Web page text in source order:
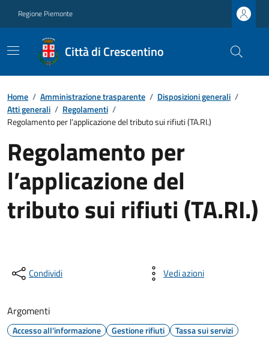
Regione Piemonte
Città di Crescentino
Home / Amministrazione trasparente / Disposizioni generali /
Atti generali / Regolamenti /
Regolamento per l’applicazione del tributo sui rifiuti (TA.RI.)
Regolamento per
l’applicazione del
tributo sui rifiuti (TA.RI.)
Condividi Vedi azioni
Argomenti
Accesso all'informazione Gestione rifiuti Tassa sui servizi